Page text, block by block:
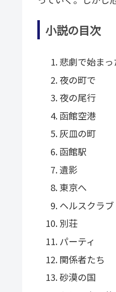
小説の目次
悲劇で始まっ
夜の町で
夜の尾行
函館空港
灰皿の町
函館駅
遺影
東京へ
ヘルスクラブ
別荘
パーティ
関係者たち
砂漠の国